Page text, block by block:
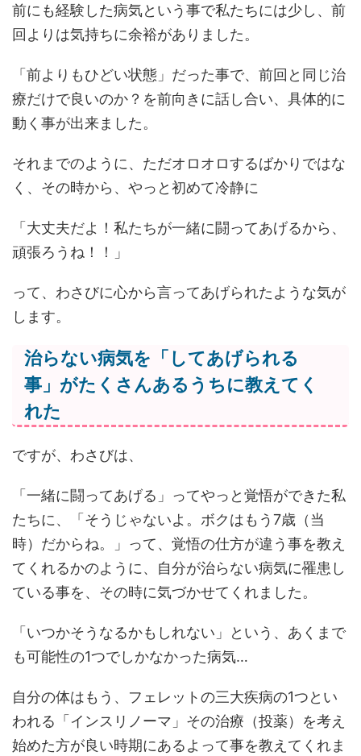
前にも経験した病気という事で私たちには少し、前
回よりは気持ちに余裕がありました。
「前よりもひどい状態」だった事で、前回と同じ治
療だけで良いのか？を前向きに話し合い、具体的に
動く事が出来ました。
それまでのように、ただオロオロするばかりではな
く、その時から、やっと初めて冷静に
「大丈夫だよ！私たちが一緒に闘ってあげるから、
頑張ろうね！！」
って、わさびに心から言ってあげられたような気が
します。
治らない病気を「してあげられる
事」がたくさんあるうちに教えてく
れた
ですが、わさびは、
「一緒に闘ってあげる」ってやっと覚悟ができた私
たちに、「そうじゃないよ。ボクはもう7歳（当
時）だからね。」って、覚悟の仕方が違う事を教え
てくれるかのように、自分が治らない病気に罹患し
ている事を、その時に気づかせてくれました。
「いつかそうなるかもしれない」という、あくまで
も可能性の1つでしかなかった病気…
自分の体はもう、フェレットの三大疾病の1つとい
われる「インスリノーマ」その治療（投薬）を考え
始めた方が良い時期にあるよって事を教えてくれま